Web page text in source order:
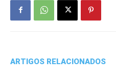
ARTIGOS RELACIONADOS